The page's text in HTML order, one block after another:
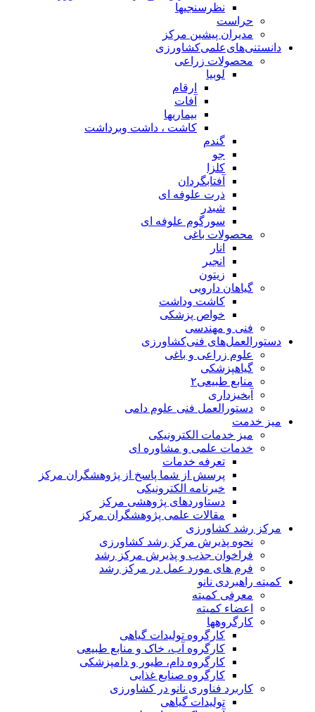
نظرسنجیها
حراست
مدیران پیشین مرکز
دانستنی‌های‌علمی‌کشاورزی
محصولات زراعی
لوبیا
ارقام
آفات
بیماریها
کاشت ، داشت وبرداشت
گندم
جو
کلزا
آفتابگردان
ذرت علوفه ای
شبدر
سورگوم علوفه ای
محصولات باغی
انار
انجیر
زیتون
گیاهان دارویی
کاشت وداشت
خواص پزشکی
فنی و مهندسی
دستورالعمل‌های فنی‌کشاورزی
علوم زراعی و باغی
گیاهپزشکی
منابع طبیعی۲
آبخیزداری
دستورالعمل فنی علوم دامی
میز خدمت
میز خدمات الکترونیکی
خدمات علمی و مشاوره ای
تعرفه خدمات
پرسش از شما پاسخ از پژوهشگران مرکز
خبرنامه الکترونیکی
دستاوردهای پژوهشی مرکز
مقالات علمی پژوهشگران مرکز
مرکز رشد کشاورزی
نحوه پذیرش مرکز رشد کشاورزی
فراخوان جذب و پذیرش مرکز رشد
فرم های مورد عمل در مرکز رشد
کمیته راهبردی نانو
معرفی کمیته
اعضاء کمیته
کارگروه‏ها
کارگروه تولیدات گیاهی
کارگروه آب، خاک و منابع طبیعی
کارگروه دام، طیور و دامپزشکی
کارگروه صنایع غذایی
کاربرد فناوری نانو در کشاورزی
تولیدات گیاهی